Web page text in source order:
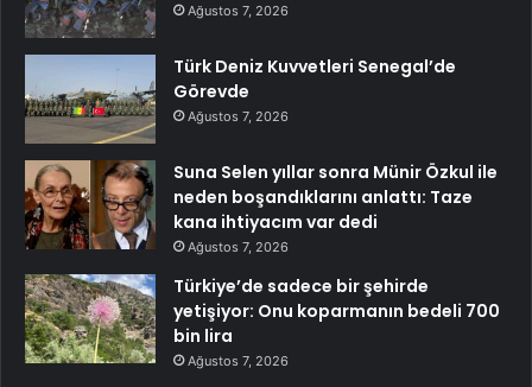
Ağustos 7, 2026
Türk Deniz Kuvvetleri Senegal’de
Görevde
Ağustos 7, 2026
Suna Selen yıllar sonra Münir Özkul ile
neden boşandıklarını anlattı: Taze
kana ihtiyacım var dedi
Ağustos 7, 2026
Türkiye’de sadece bir şehirde
yetişiyor: Onu koparmanın bedeli 700
bin lira
Ağustos 7, 2026